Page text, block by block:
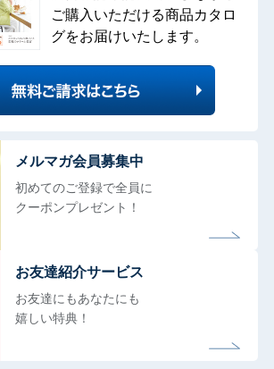
ご購入いただける商品カタロ
グをお届けいたします。
メルマガ会員募集中
初めてのご登録で全員に
クーポンプレゼント！
お友達紹介サービス
お友達にもあなたにも
嬉しい特典！